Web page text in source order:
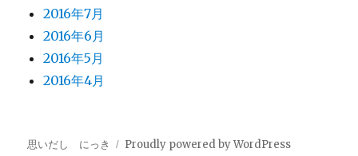
2016年7月
2016年6月
2016年5月
2016年4月
思いだし にっき Proudly powered by WordPress